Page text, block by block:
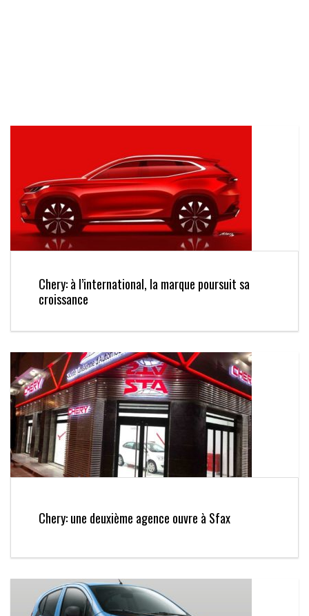
Chery: à l’international, la marque poursuit sa
croissance
Chery: une deuxième agence ouvre à Sfax